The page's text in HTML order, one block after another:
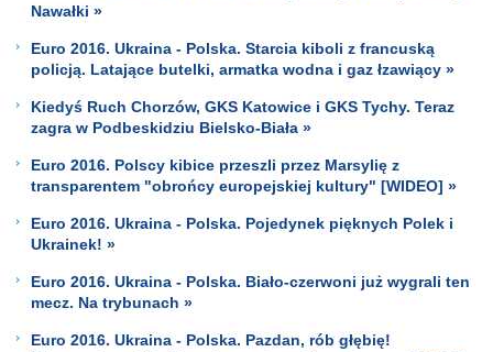
Nawałki »
Euro 2016. Ukraina - Polska. Starcia kiboli z francuską
policją. Latające butelki, armatka wodna i gaz łzawiący »
Kiedyś Ruch Chorzów, GKS Katowice i GKS Tychy. Teraz
zagra w Podbeskidziu Bielsko-Biała »
Euro 2016. Polscy kibice przeszli przez Marsylię z
transparentem "obrońcy europejskiej kultury" [WIDEO] »
Euro 2016. Ukraina - Polska. Pojedynek pięknych Polek i
Ukrainek! »
Euro 2016. Ukraina - Polska. Biało-czerwoni już wygrali ten
mecz. Na trybunach »
Euro 2016. Ukraina - Polska. Pazdan, rób głębię!